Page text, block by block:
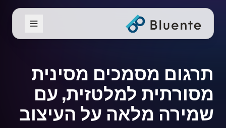
תרגום מסמכים מסינית
מסורתית למלטזית, עם
שמירה מלאה על העיצוב